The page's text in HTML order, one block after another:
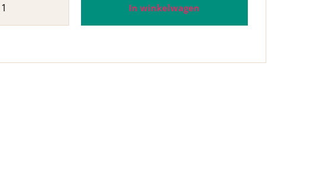
In winkelwagen